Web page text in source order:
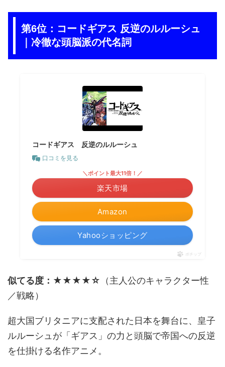
第6位：コードギアス 反逆のルルーシュ
｜冷徹な頭脳派の代名詞
コードギアス 反逆のルルーシュ
口コミを見る
Amazon
＼ポイント最大11倍！／
楽天市場
Yahooショッピング
ポチップ
似てる度：★★★★☆ （主人公のキャラクター性
／戦略）
超大国ブリタニアに支配された日本を舞台に、皇子
ルルーシュが「ギアス」の力と頭脳で帝国への反逆
を仕掛ける名作アニメ。